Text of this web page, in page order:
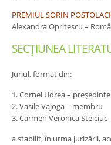
PREMIUL SORIN
Alexandra Opritescu –
SECŢIUNEA
Juriul, format din:
1. Cornel Udrea –
2. Vasile Vajoga – membru
3. Carmen Veronica Steiciuc
a stabilit, în urma jurizării,